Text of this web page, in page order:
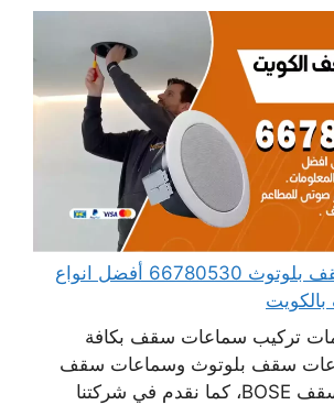
فني سماعات سقف بلوتوث 66780530 أفضل انواع
تركيب سماعات سقف بكافة
سقف بلوتوث وسماعات سقف
JPL وسماعات سقف BOSE، كما نقدم في شركتنا